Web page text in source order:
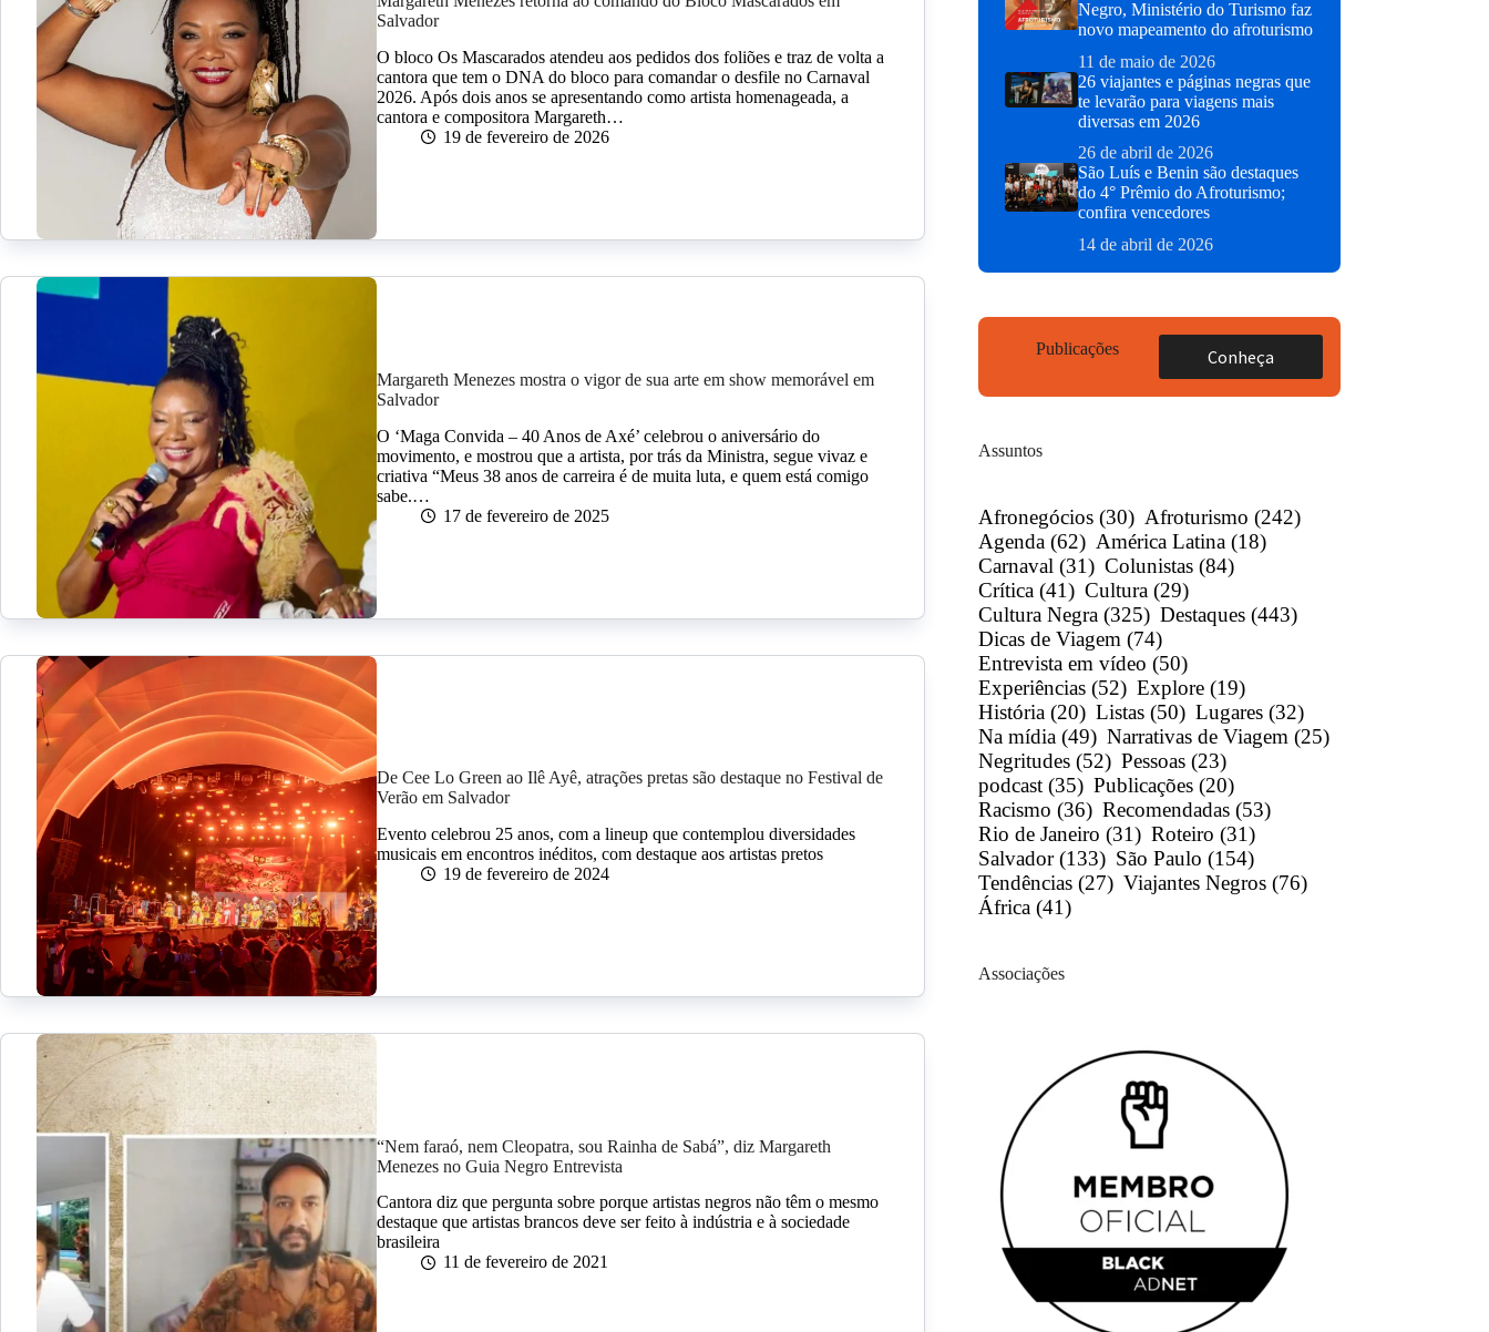
Salvador
O bloco Os Mascarados atendeu aos pedidos dos foliões e traz de volta a
cantora que tem o DNA do bloco para comandar o desfile no Carnaval
2026. Após dois anos se apresentando como artista homenageada, a
cantora e compositora Margareth…
19 de fevereiro de 2026
Margareth Menezes mostra o vigor de sua arte em show memorável em
Salvador
O ‘Maga Convida – 40 Anos de Axé’ celebrou o aniversário do
movimento, e mostrou que a artista, por trás da Ministra, segue vivaz e
criativa “Meus 38 anos de carreira é de muita luta, e quem está comigo
sabe.…
17 de fevereiro de 2025
De Cee Lo Green ao Ilê Ayê, atrações pretas são destaque no Festival de
Verão em Salvador
Evento celebrou 25 anos, com a lineup que contemplou diversidades
musicais em encontros inéditos, com destaque aos artistas pretos
19 de fevereiro de 2024
“Nem faraó, nem Cleopatra, sou Rainha de Sabá”, diz Margareth
Menezes no Guia Negro Entrevista
Cantora diz que pergunta sobre porque artistas negros não têm o mesmo
destaque que artistas brancos deve ser feito à indústria e à sociedade
brasileira
11 de fevereiro de 2021
Negro, Ministério do Turismo faz
novo mapeamento do afroturismo
11 de maio de 2026
26 viajantes e páginas negras que
te levarão para viagens mais
diversas em 2026
26 de abril de 2026
São Luís e Benin são destaques
do 4° Prêmio do Afroturismo;
confira vencedores
14 de abril de 2026
Publicações Conheça
Assuntos
Afronegócios (30) Afroturismo (242)
Agenda (62) América Latina (18)
Carnaval (31) Colunistas (84)
Crítica (41) Cultura (29)
Cultura Negra (325) Destaques (443)
Dicas de Viagem (74)
Entrevista em vídeo (50)
Experiências (52) Explore (19)
História (20) Listas (50) Lugares (32)
Na mídia (49) Narrativas de Viagem (25)
Negritudes (52) Pessoas (23)
podcast (35) Publicações (20)
Racismo (36) Recomendadas (53)
Rio de Janeiro (31) Roteiro (31)
Salvador (133) São Paulo (154)
Tendências (27) Viajantes Negros (76)
África (41)
Associações